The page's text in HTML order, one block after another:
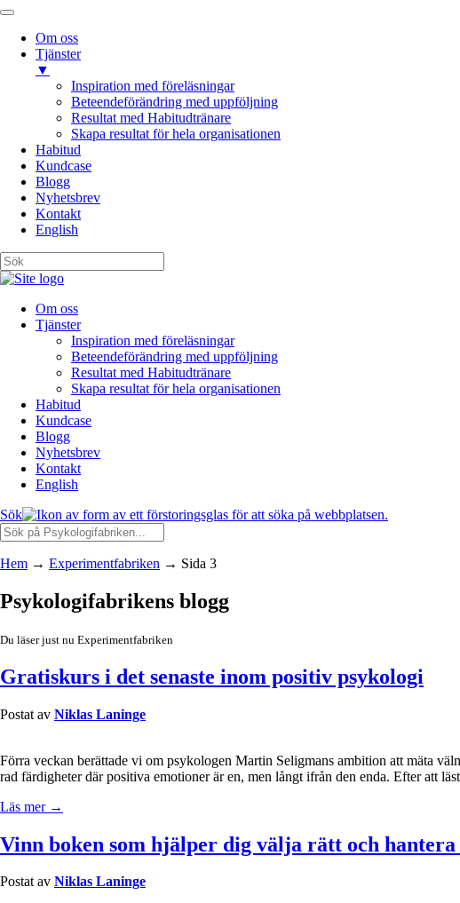
Om oss
Tjänster
▼
Inspiration med föreläsningar
Beteendeförändring med uppföljning
Resultat med Habitudtränare
Skapa resultat för hela organisationen
Habitud
Kundcase
Blogg
Nyhetsbrev
Kontakt
English
Om oss
Tjänster
Inspiration med föreläsningar
Beteendeförändring med uppföljning
Resultat med Habitudtränare
Skapa resultat för hela organisationen
Habitud
Kundcase
Blogg
Nyhetsbrev
Kontakt
English
Sök
Hem → Experimentfabriken → Sida 3
Psykologifabrikens blogg
Du läser just nu Experimentfabriken
Gratiskurs i det senaste inom positiv psykologi
Postat av Niklas Laninge
Förra veckan berättade vi om psykologen Martin Seligmans ambition att mäta
rad färdigheter där positiva emotioner är en, men långt ifrån den enda. Efter att
Läs mer →
Vinn boken som hjälper dig välja rätt och hantera
Postat av Niklas Laninge